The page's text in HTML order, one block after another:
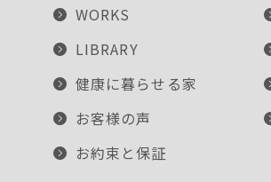
WORKS
LIBRARY
健康に暮らせる家
お客様の声
お約束と保証